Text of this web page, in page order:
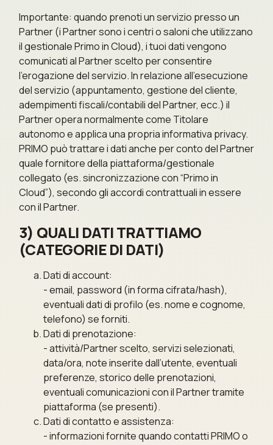
Importante: quando prenoti un servizio presso un
Partner (i Partner sono i centri o saloni che utilizzano
il gestionale Primo in Cloud), i tuoi dati vengono
comunicati al Partner scelto per consentire
l’erogazione del servizio. In relazione all’esecuzione
del servizio (appuntamento, gestione del cliente,
adempimenti fiscali/contabili del Partner, ecc.) il
Partner opera normalmente come Titolare
autonomo e applica una propria informativa privacy.
PRIMO può trattare i dati anche per conto del Partner
quale fornitore della piattaforma/gestionale
collegato (es. sincronizzazione con “Primo in
Cloud”), secondo gli accordi contrattuali in essere
con il Partner.
3) QUALI DATI TRATTIAMO
(CATEGORIE DI DATI)
Dati di account:
- email, password (in forma cifrata/hash),
eventuali dati di profilo (es. nome e cognome,
telefono) se forniti.
Dati di prenotazione:
- attività/Partner scelto, servizi selezionati,
data/ora, note inserite dall’utente, eventuali
preferenze, storico delle prenotazioni,
eventuali comunicazioni con il Partner tramite
piattaforma (se presenti).
Dati di contatto e assistenza:
- informazioni fornite quando contatti PRIMO o